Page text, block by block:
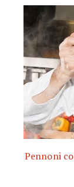
Pennoni